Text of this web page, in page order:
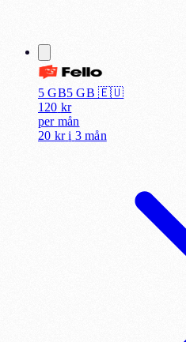
5 GB5 GB 🇪🇺
120 kr
per mån
20 kr i 3 mån